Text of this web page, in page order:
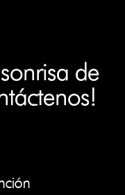
de